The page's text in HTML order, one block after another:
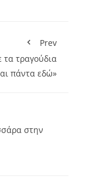
Prev
τραγούδια
πάντα εδώ»
στην